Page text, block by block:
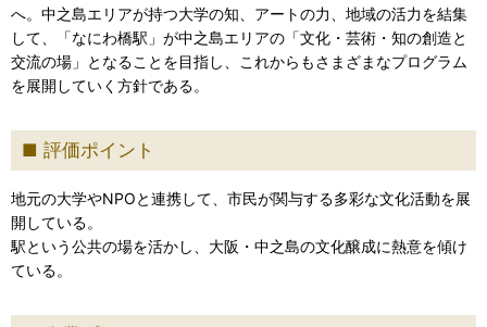
へ。中之島エリアが持つ大学の知、アートの力、地域の活力を結集
して、「なにわ橋駅」が中之島エリアの「文化・芸術・知の創造と
交流の場」となることを目指し、これからもさまざまなプログラム
を展開していく方針である。
評価ポイント
地元の大学やNPOと連携して、市民が関与する多彩な文化活動を展
開している。
駅という公共の場を活かし、大阪・中之島の文化醸成に熱意を傾け
ている。